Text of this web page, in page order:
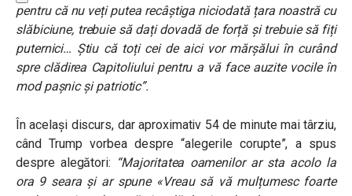
pentru că nu veți putea recâștiga niciodată țara noastră cu
slăbiciune, trebuie să dați dovadă de forță și trebuie să fiți
puternici… Știu că toți cei de aici vor mărșălui în curând
spre clădirea Capitoliului pentru a vă face auzite vocile în
mod pașnic și patriotic”.
În același discurs, dar aproximativ 54 de minute mai târziu,
când Trump vorbea despre “alegerile corupte”, a spus
despre alegători: “Majoritatea oamenilor ar sta acolo la
ora 9 seara și ar spune «Vreau să vă mulțumesc foarte